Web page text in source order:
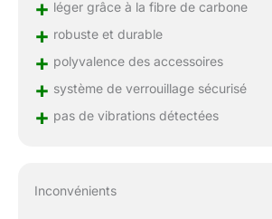
+ léger grâce à la fibre de carbone
+ robuste et durable
+ polyvalence des accessoires
+ système de verrouillage sécurisé
+ pas de vibrations détectées
Inconvénients